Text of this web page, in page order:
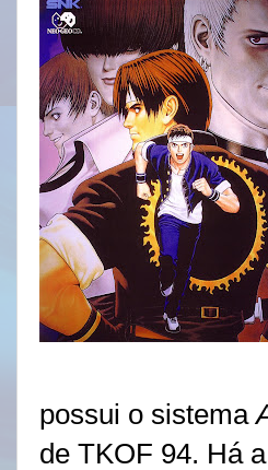
possui o sistema
de TKOF 94. Há